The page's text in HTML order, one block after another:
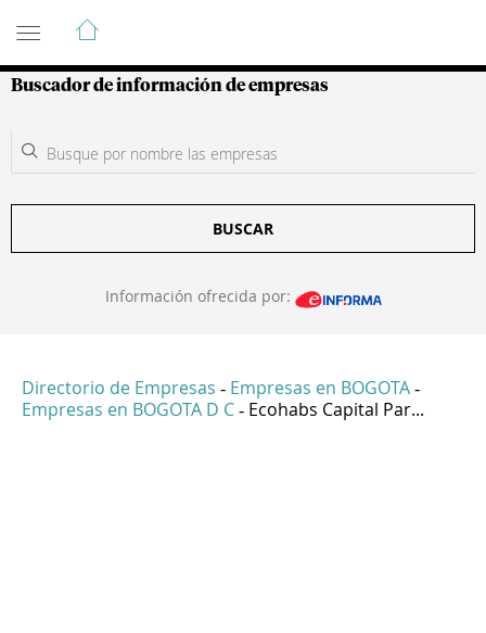
Guía de Empresas Colombianas
Buscador de información de empresas
BUSCAR
Información ofrecida por:
Directorio de Empresas - Empresas en BOGOTA -
Empresas en BOGOTA D C - Ecohabs Capital Par...